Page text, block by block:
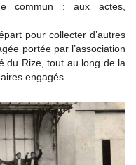
commun : aux actes,
pour collecter d’autres
portée par l’association
du Rize, tout au long de la
engagés.